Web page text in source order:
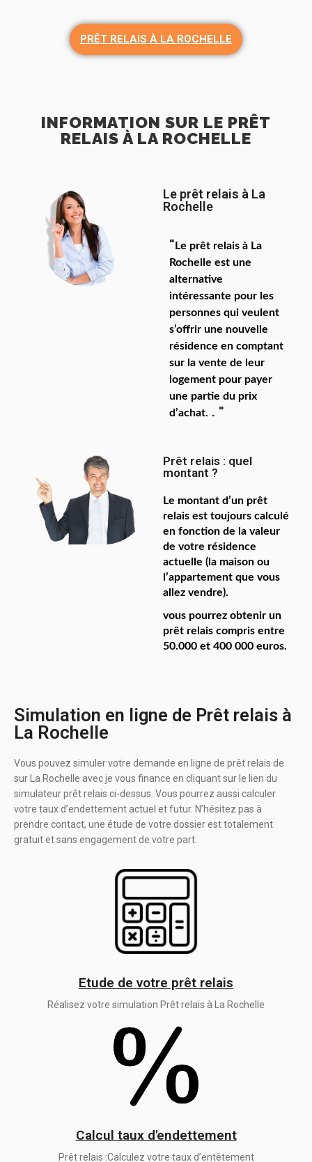
PRÊT RELAIS À LA ROCHELLE
INFORMATION SUR LE PRÊT
RELAIS À LA ROCHELLE
Le prêt relais à La
Rochelle
" Le prêt relais à La
Rochelle est une
alternative
intéressante pour les
personnes qui veulent
s’offrir une nouvelle
résidence en comptant
sur la vente de leur
logement pour payer
une partie du prix
d’achat. . "
Prêt relais : quel
montant ?
Le montant d’un prêt
relais est toujours calculé
en fonction de la valeur
de votre résidence
actuelle (la maison ou
l’appartement que vous
allez vendre).
vous pourrez obtenir un
prêt relais compris entre
50.000 et 400 000 euros.
Simulation en ligne de Prêt relais à
La Rochelle
Vous pouvez simuler votre demande en ligne de prêt relais de
sur La Rochelle avec je vous finance en cliquant sur le lien du
simulateur prêt relais ci-dessus. Vous pourrez aussi calculer
votre taux d’endettement actuel et futur. N’hésitez pas à
prendre contact, une étude de votre dossier est totalement
gratuit et sans engagement de votre part.
Etude de votre prêt relais
Réalisez votre simulation Prêt relais à La Rochelle
Calcul taux d'endettement
Prêt relais :Calculez votre taux d’entêtement